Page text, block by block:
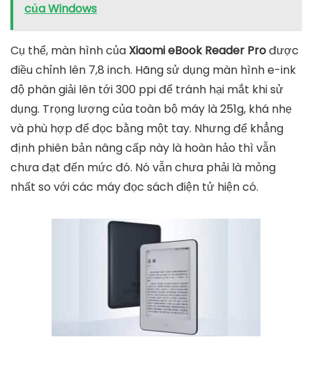
của Windows
Cụ thể, màn hình củaXiaomi eBook Reader Prođược
điều chỉnh lên 7,8 inch. Hãng sử dụng màn hình e-ink
độ phân giải lên tới 300 ppi để tránh hại mắt khi sử
dụng. Trọng lượng của toàn bộ máy là 251g, khá nhẹ
và phù hợp để đọc bằng một tay. Nhưng để khẳng
định phiên bản nâng cấp này là hoàn hảo thì vẫn
chưa đạt đến mức đó. Nó vẫn chưa phải là mỏng
nhất so với các máy đọc sách điện tử hiện có.